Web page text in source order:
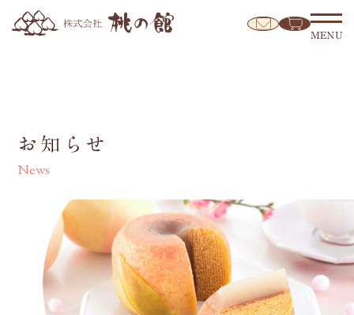
MENU
お知らせ
News